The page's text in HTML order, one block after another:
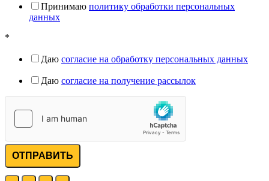
Принимаю политику обработки персональных
данных
*
Даю согласие на обработку персональных данных
Даю согласие на получение рассылок
ОТПРАВИТЬ